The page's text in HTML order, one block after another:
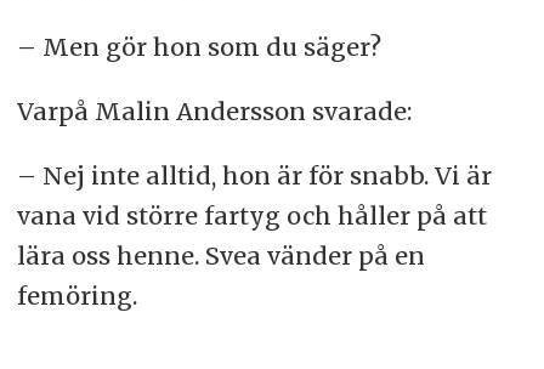
– Men gör hon som du säger?
Varpå Malin Andersson svarade:
– Nej inte alltid, hon är för snabb. Vi är
vana vid större fartyg och håller på att
lära oss henne. Svea vänder på en
femöring.